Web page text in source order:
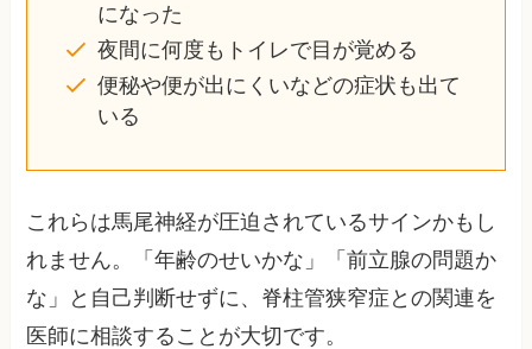
になった
夜間に何度もトイレで目が覚める
便秘や便が出にくいなどの症状も出て
いる
これらは馬尾神経が圧迫されているサインかもし
れません。「年齢のせいかな」「前立腺の問題か
な」と自己判断せずに、脊柱管狭窄症との関連を
医師に相談することが大切です。